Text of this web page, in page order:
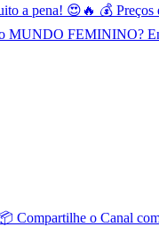
a pena! 😍🔥 💰 Preços
MUNDO FEMININO?
Compartilhe o Canal